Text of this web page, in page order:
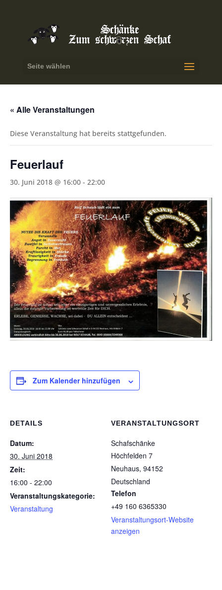
Seite wählen
« Alle Veranstaltungen
Diese Veranstaltung hat bereits stattgefunden.
Feuerlauf
30. Juni 2018 @ 16:00 - 22:00
Zum Kalender hinzufügen
DETAILS
Datum:
30. Juni 2018
Zeit:
16:00 - 22:00
Veranstaltungskategorie:
Veranstaltung
VERANSTALTUNGSORT
Schafschänke
Höchfelden 7
Neuhaus, 94152
Deutschland
Telefon
+49 160 6365330
Veranstaltungsort-Website
anzeigen